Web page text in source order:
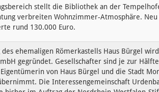
stellt die Bibliothek an der
verbreiten Wohnzimmer-Atmosphäre.
rund 130.000 Euro.
ehemaligen Römerkastells Haus Bürgel
gegründet. Gesellschafter sind je zur
von Haus Bürgel und die Stadt
Die Interessengemeinschaft